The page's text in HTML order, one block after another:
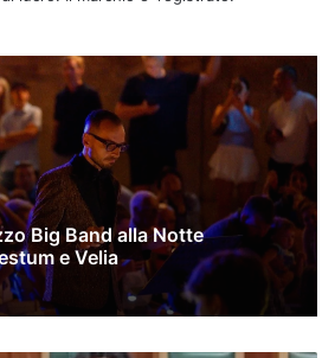
Big Band alla Notte
e Velia